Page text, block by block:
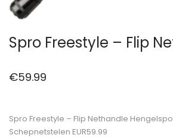
Spro Freestyle – Flip
€59.99
Spro Freestyle – Flip Nethandle
Schepnetstelen EUR59.99